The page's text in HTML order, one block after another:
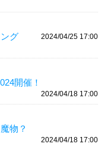
グ 2024/04/25 17:00
開催！
2024/04/18 17:00
物？
2024/04/18 17:00